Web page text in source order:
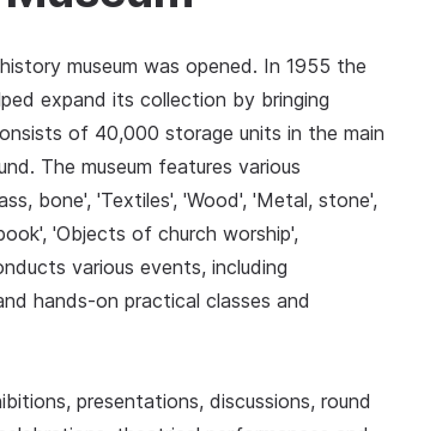
museum was opened. In 1955 the
expand its collection by bringing
of 40,000 storage units in the main
The museum features various
bone', 'Textiles', 'Wood', 'Metal, stone',
'Objects of church worship',
various events, including
hands-on practical classes and
presentations, discussions, round